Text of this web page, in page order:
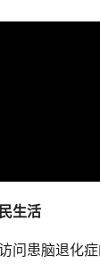
生活
问患脑退化